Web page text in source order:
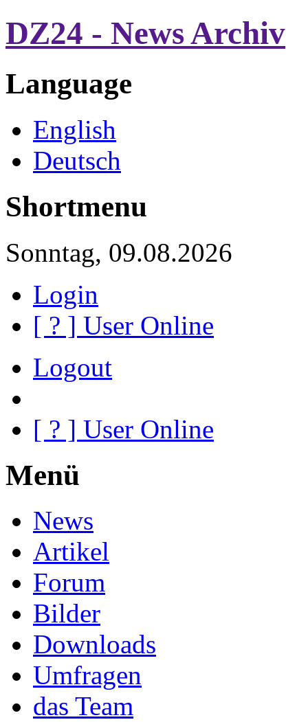
DZ24 - News Archiv
Language
English
Deutsch
Shortmenu
Sonntag, 09.08.2026
Login
[ ? ] User Online
Logout
[ ? ] User Online
Menü
News
Artikel
Forum
Bilder
Downloads
Umfragen
das Team